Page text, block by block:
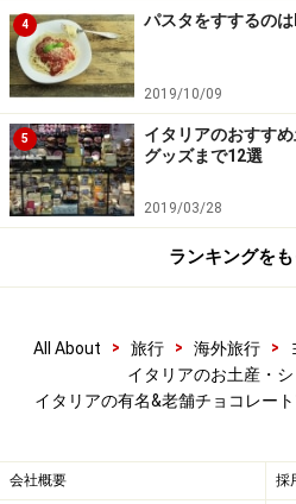
1．職人技が光る ペイ
トリノを代表する老舗店のひと
地と同じ場所にボッテーガ（
す。100年以上変わらぬ伝統
トは、本場の粋を感じさせる
か、フルーツのジェラティー
住：Corso Moncalieri,47 Torino
電：+39-011-660-2202
営：9:00～12:30 13:30～17:00
4 パスタをすするの
2019/10/09
5
イタリアのおすす
グッズまで12選
2019/03/28
ランキングを
All About > 旅行 > 海外旅行 >
イタリアのお土産・
イタリアの有名&老舗チョコレー
会社概要 採